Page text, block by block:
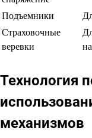
Подъемники
Страховочные
веревки
Технология
механизмов